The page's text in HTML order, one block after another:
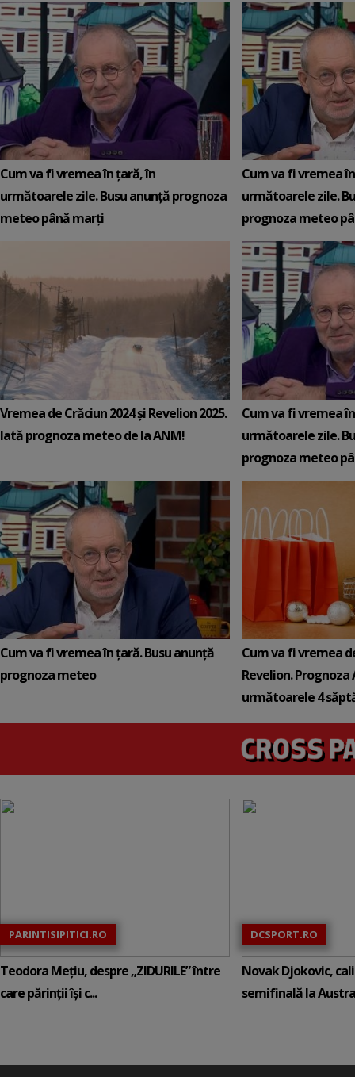
Cum va fi vremea în țară, în
următoarele zile. Busu anunță prognoza
meteo până marți
Cum va fi vremea
următoarele zile.
prognoza meteo
Vremea de Crăciun 2024 și Revelion 2025.
Iată prognoza meteo de la ANM!
Cum va fi vremea
următoarele zile.
prognoza meteo
Cum va fi vremea în țară. Busu anunță
prognoza meteo
Cum va fi vremea
Revelion.
următoarele 4
PARINTISIPITICI.RO
Teodora Mețiu, despre „ZIDURILE” între
care părinții își c...
DCSPORT.RO
Novak Djokovic,
semifinală la